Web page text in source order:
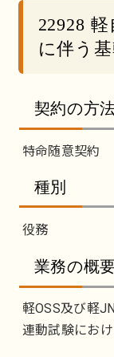
22928
に伴う
契約の方
特命随意契約
種別
役務
業務の概
軽OSS及び軽
連動試験にお